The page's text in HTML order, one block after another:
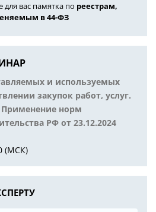
вас памятка по реестрам,
в 44-ФЗ
и используемых
закупок работ, услуг.
Применение норм
РФ от 23.12.2024
(МСК)